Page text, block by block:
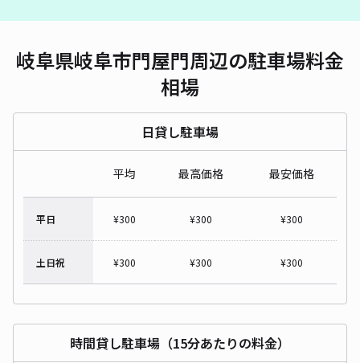
岐阜県岐阜市門屋門周辺の駐車場料金
相場
日貸し駐車場
平均 最高価格 最安価格
平日 ¥300 ¥300 ¥300
土日祝 ¥300 ¥300 ¥300
時間貸し駐車場（15分あたりの料金）